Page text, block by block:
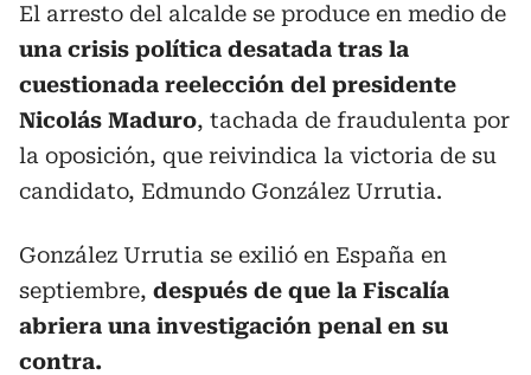
El arresto del alcalde se produce en medio de
una crisis política desatada tras la
cuestionada reelección del presidente
Nicolás Maduro, tachada de fraudulenta por
la oposición, que reivindica la victoria de su
candidato, Edmundo González Urrutia.
González Urrutia se exilió en España en
septiembre, después de que la Fiscalía
abriera una investigación penal en su
contra.